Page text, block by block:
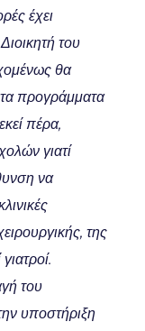
έχει
του
θα
προγράμματα
πέρα,
γιατί
να
της
του
υποστήριξη